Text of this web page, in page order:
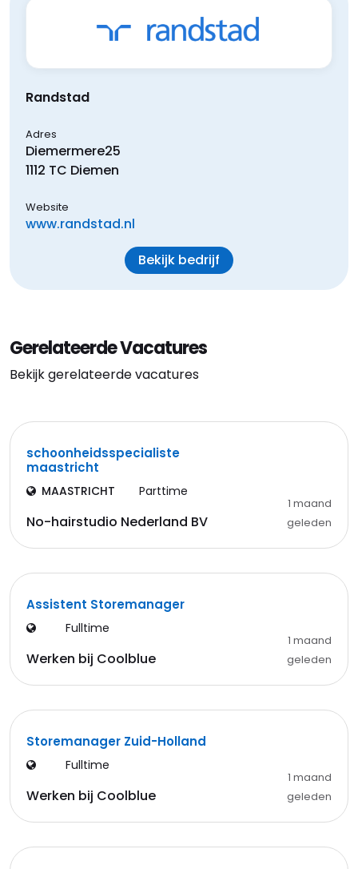
Randstad
Adres
Diemermere25
1112 TC Diemen
Website
www.randstad.nl
Bekijk bedrijf
Gerelateerde Vacatures
Bekijk gerelateerde vacatures
schoonheidsspecialiste
maastricht
MAASTRICHT Parttime
No-hairstudio Nederland BV
1 maand
geleden
Assistent Storemanager
Fulltime
Werken bij Coolblue
1 maand
geleden
Storemanager Zuid-Holland
Fulltime
Werken bij Coolblue
1 maand
geleden